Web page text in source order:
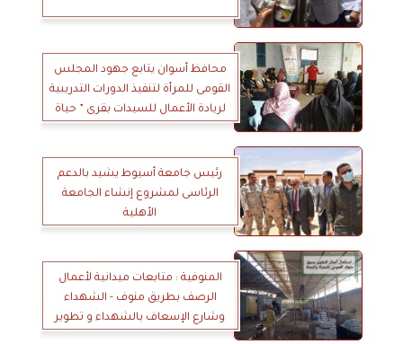
محافظ أسوان يتابع جهود المجلس
القومى للمرأة لتنفيذ الدورات التدريبية
لريادة الأعمال للسيدات بقرى ” حياة
رئيس جامعة أسيوط يشيد بالدعم
الرئاسى لمشروع إنشاء الجامعة
الأهلية
المنوفية : متابعات ميدانية لأعمال
الرصف بطريق منوف - الشهداء
وشارع الإسعاف بالشهداء و تطوير